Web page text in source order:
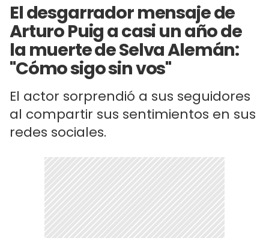
El desgarrador mensaje de
Arturo Puig a casi un año de
la muerte de Selva Alemán:
"Cómo sigo sin vos"
El actor sorprendió a sus seguidores
al compartir sus sentimientos en sus
redes sociales.